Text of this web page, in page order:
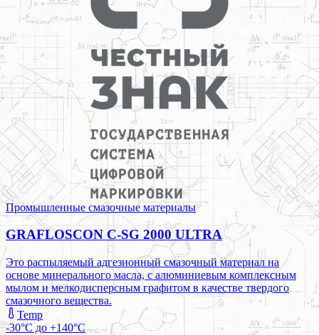
Промышленные смазочные материалы
GRAFLOSCON C-SG 2000 ULTRA
Это распыляемый адгезионный смазочный материал на
основе минерального масла, с алюминиевым комплексным
мылом и мелкодисперсным графитом в качестве твердого
смазочного вещества.
Temp
-30°C до +140°C